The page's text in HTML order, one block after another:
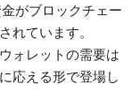
がブロックチェー
れています。
ォレットの需要は
応える形で登場し